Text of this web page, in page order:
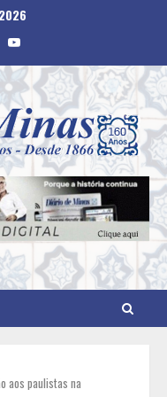
Youtube
aos paulistas na